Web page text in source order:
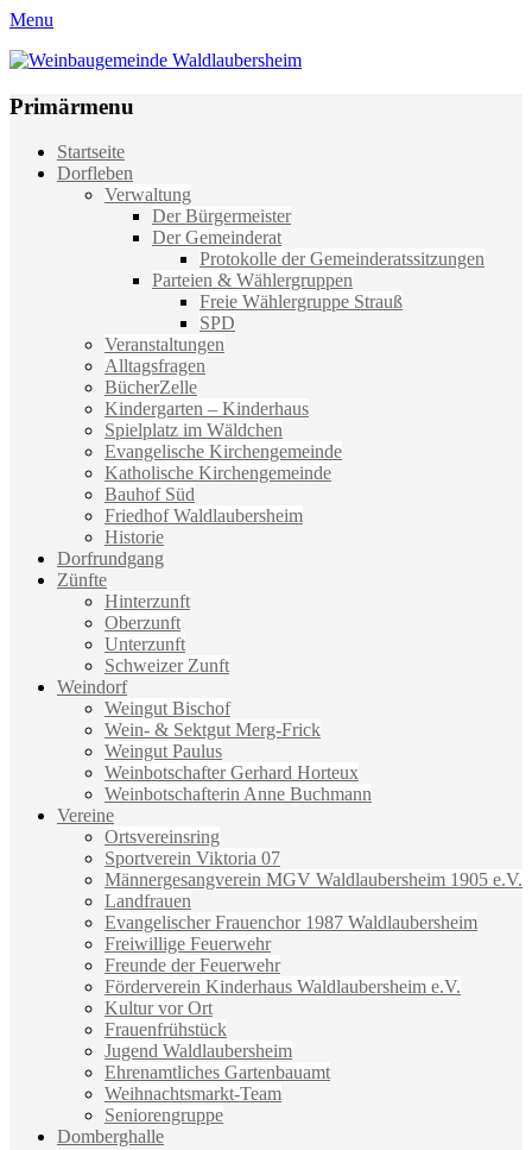
Menu
Weinbaugemeinde Waldlaubersheim
Primärmenu
Weiter
zum
Startseite
Dorfleben
Verwaltung
Der Bürgermeister
Der Gemeinderat
Protokolle der Gemeinderatssitzungen
Parteien & Wählergruppen
Freie Wählergruppe Strauß
SPD
Veranstaltungen
Alltagsfragen
BücherZelle
Kindergarten – Kinderhaus
Spielplatz im Wäldchen
Evangelische Kirchengemeinde
Katholische Kirchengemeinde
Bauhof Süd
Friedhof Waldlaubersheim
Historie
Dorfrundgang
Zünfte
Hinterzunft
Oberzunft
Unterzunft
Schweizer Zunft
Weindorf
Weingut Bischof
Wein- & Sektgut Merg-Frick
Weingut Paulus
Weinbotschafter Gerhard Horteux
Weinbotschafterin Anne Buchmann
Vereine
Ortsvereinsring
Sportverein Viktoria 07
Männergesangverein MGV Waldlaubersheim 1905 e.V.
Landfrauen
Evangelischer Frauenchor 1987 Waldlaubersheim
Freiwillige Feuerwehr
Freunde der Feuerwehr
Förderverein Kinderhaus Waldlaubersheim e.V.
Kultur vor Ort
Frauenfrühstück
Jugend Waldlaubersheim
Ehrenamtliches Gartenbauamt
Weihnachtsmarkt-Team
Seniorengruppe
Domberghalle